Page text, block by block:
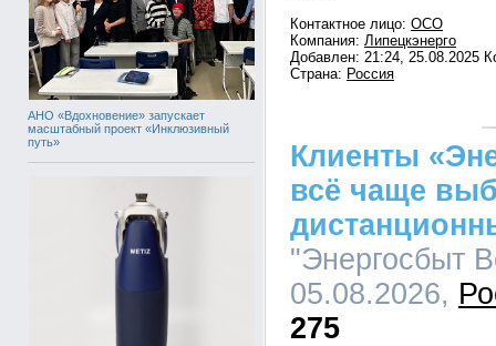
АНО «Вдохновение» запускает
масштабный проект «Инклюзивный
путь»
Контактное лицо: ОСО
Компания: Липецкэнерго
Добавлен: 21:24, 25.08.2025
Страна: Россия
Клиенты
всё чаще
"Энергосбыт
05.08.2026,
275